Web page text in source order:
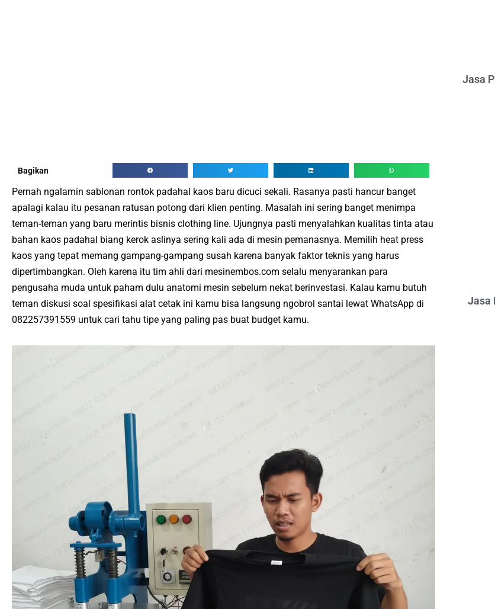
Bagikan
Pernah ngalamin sablonan rontok padahal kaos baru dicuci sekali. Rasanya pasti hancur banget
apalagi kalau itu pesanan ratusan potong dari klien penting. Masalah ini sering banget menimpa
teman-teman yang baru merintis bisnis clothing line. Ujungnya pasti menyalahkan kualitas tinta atau
bahan kaos padahal biang kerok aslinya sering kali ada di mesin pemanasnya. Memilih heat press
kaos yang tepat memang gampang-gampang susah karena banyak faktor teknis yang harus
dipertimbangkan. Oleh karena itu tim ahli dari mesinembos.com selalu menyarankan para
pengusaha muda untuk paham dulu anatomi mesin sebelum nekat berinvestasi. Kalau kamu butuh
teman diskusi soal spesifikasi alat cetak ini kamu bisa langsung ngobrol santai lewat WhatsApp di
082257391559 untuk cari tahu tipe yang paling pas buat budget kamu.
Jasa
Jasa